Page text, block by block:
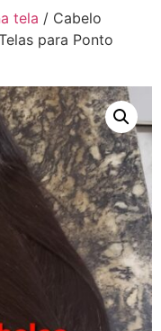
tela / Cabelo
para Ponto